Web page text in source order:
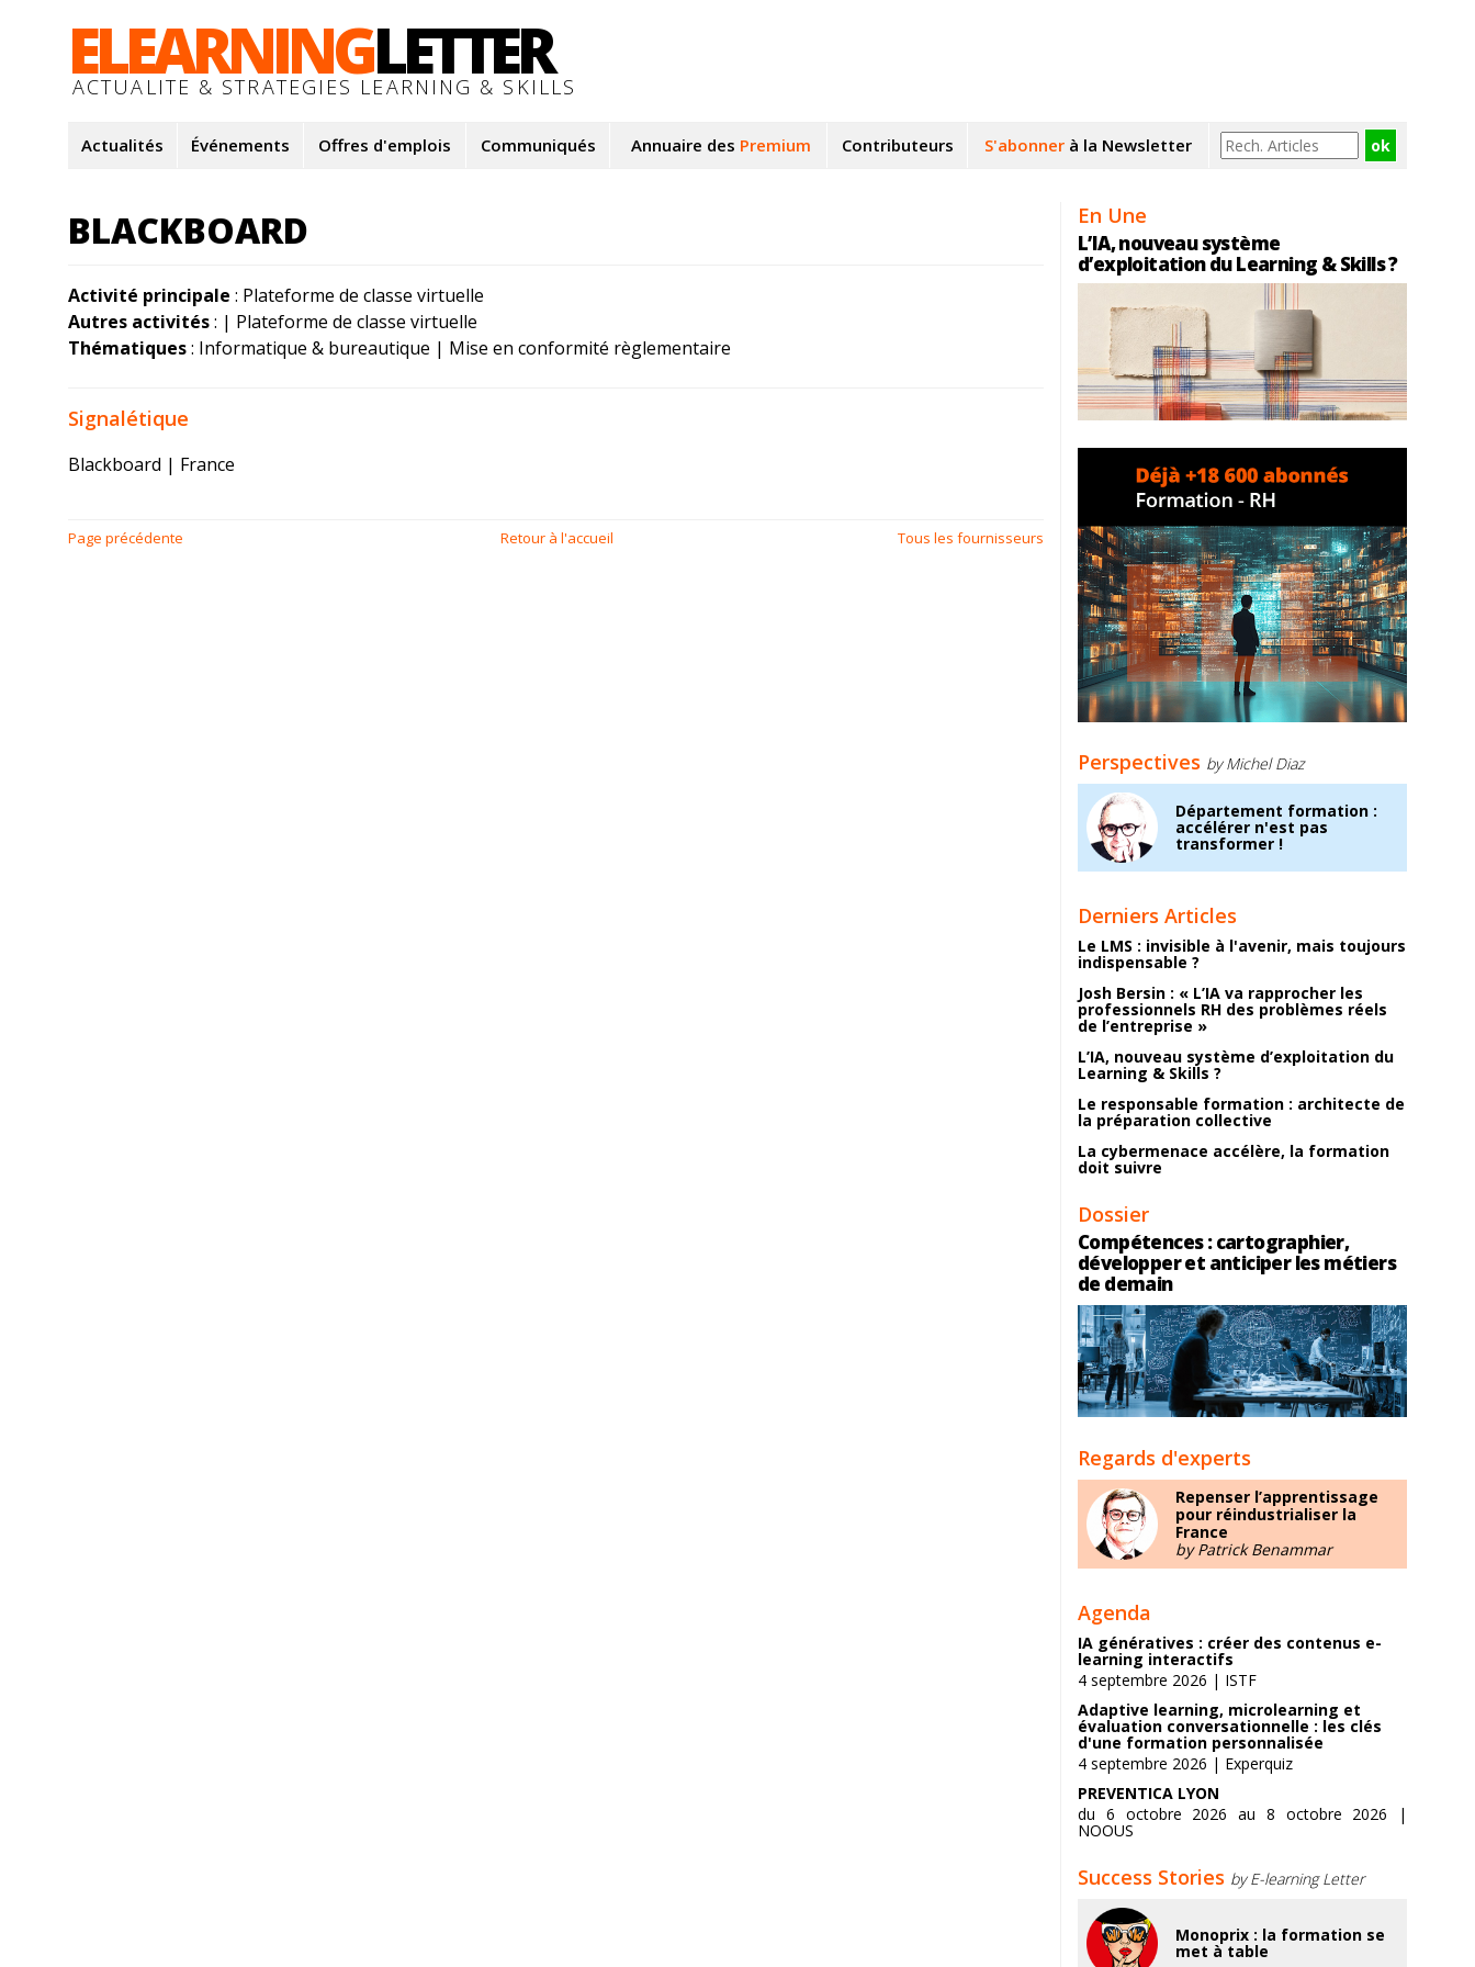
ELEARNINGLETTER
ACTUALITE & STRATEGIES LEARNING & SKILLS
Actualités Événements Offres d'emplois Communiqués Annuaire des Premium Contributeurs S'abonner à la Newsletter
BLACKBOARD
Activité principale : Plateforme de classe virtuelle
Autres activités: | Plateforme de classe virtuelle
Thématiques: Informatique & bureautique | Mise en conformité règlementaire
Signalétique
Blackboard | France
Page précédente Retour à l'accueil Tous les fournisseurs
En Une
L’IA, nouveau système
d’exploitation du Learning & Skills ?
Perspectives by Michel Diaz
Département formation :
accélérer n'est pas
transformer !
Derniers Articles
Le LMS : invisible à l'avenir, mais toujours
indispensable ?
Josh Bersin : « L’IA va rapprocher les
professionnels RH des problèmes réels
de l’entreprise »
L’IA, nouveau système d’exploitation du
Learning & Skills ?
Le responsable formation : architecte de
la préparation collective
La cybermenace accélère, la formation
doit suivre
Dossier
Compétences : cartographier,
développer et anticiper les métiers
de demain
Regards d'experts
Repenser l’apprentissage
pour réindustrialiser la
France
by Patrick Benammar
Agenda
IA génératives : créer des contenus e-
learning interactifs
4 septembre 2026 | ISTF
Adaptive learning, microlearning et
évaluation conversationnelle : les clés
d'une formation personnalisée
4 septembre 2026 | Experquiz
PREVENTICA LYON
du 6 octobre 2026 au 8 octobre 2026 |
NOOUS
Success Stories by E-learning Letter
Monoprix : la formation se
met à table